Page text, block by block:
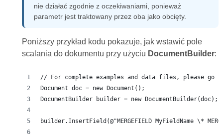
nie działać zgodnie z oczekiwaniami, ponieważ
parametr jest traktowany przez oba jako obcięty.
Poniższy przykład kodu pokazuje, jak wstawić pole
scalania do dokumentu przy użyciu DocumentBuilder:
// For complete examples and data files, please go
Document doc = new Document();
DocumentBuilder builder = new DocumentBuilder(doc);
builder.InsertField(@"MERGEFIELD MyFieldName \*